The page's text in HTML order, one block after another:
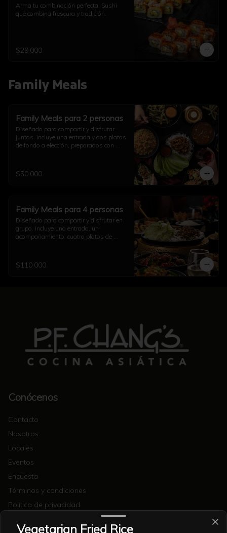
Arma tu combinación perfecta. Sushi
que combina frescura y tradición.
$29.000
Family Meals
Family Meals para 2 personas
Diseñado para compartir y disfrutar
juntos. Incluye una entrada y dos platos
de fondo a elección, preparados con
referencial)
$50.000
Family Meals para 4 personas
Diseñado para compartir y disfrutar en
grupo. Incluye una entrada, un
acompañamiento, cuatro platos de
asiático. Ideal para una comida
completa con familia y amigos (imagen
$110.000
Conócenos
Contacto
Nosotros
Locales
Eventos
Encuesta
Términos y condiciones
Política de privacidad
Redes sociales
Vegetarian Fried Rice